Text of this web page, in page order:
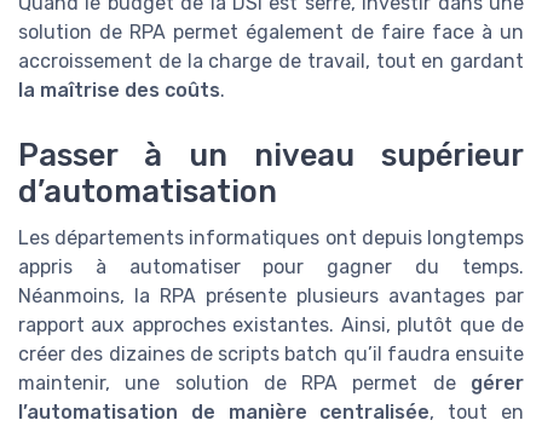
solution de RPA permet également de faire face à un
accroissement de la charge de travail, tout en gardant
la maîtrise des coûts.
Passer à un niveau supérieur
d’automatisation
Les départements informatiques ont depuis longtemps
appris à automatiser pour gagner du temps.
Néanmoins, la RPA présente plusieurs avantages par
rapport aux approches existantes. Ainsi, plutôt que de
créer des dizaines de scripts batch qu’il faudra ensuite
maintenir, une solution de RPA permet de gérer
l’automatisation de manière centralisée, tout en